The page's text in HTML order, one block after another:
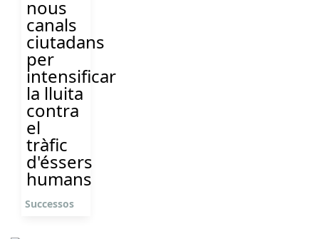
nous
canals
ciutadans
per
intensificar
la lluita
contra
el
tràfic
d'éssers
humans
Successos